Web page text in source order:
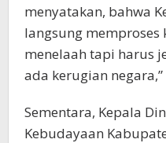
menyatakan, bahwa
langsung memproses
menelaah tapi harus
ada kerugian
Sementara, Kepala
Kebudayaan